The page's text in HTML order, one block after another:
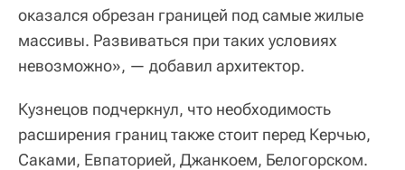
оказался обрезан границей под самые жилые
массивы. Развиваться при таких условиях
невозможно», — добавил архитектор.
Кузнецов подчеркнул, что необходимость
расширения границ также стоит перед Керчью,
Саками, Евпаторией, Джанкоем, Белогорском.